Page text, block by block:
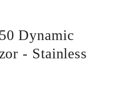
Dynamic
- Stainless